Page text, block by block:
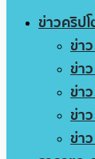
ข่าวคริป
ข่า
ข่า
ข่า
ข่า
ข่า